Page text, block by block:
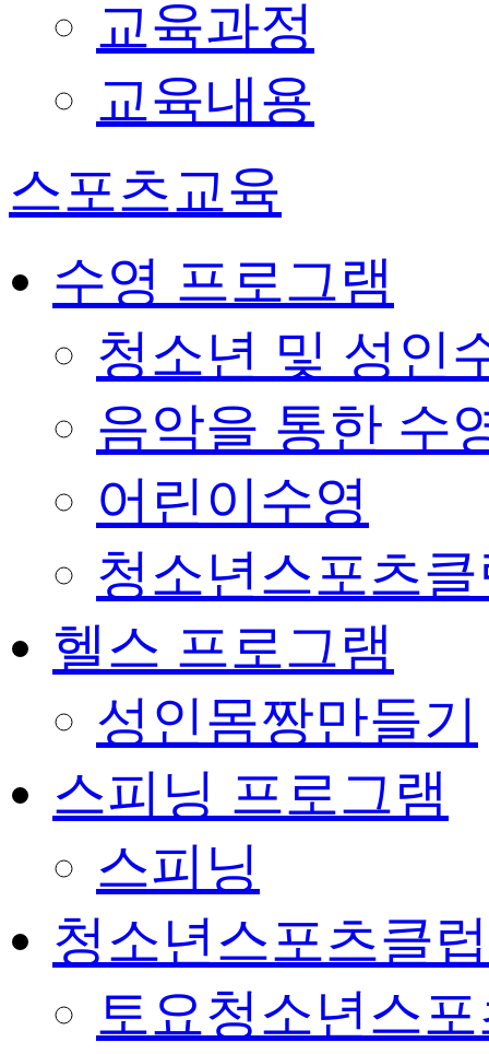
교육과정
교육내용
스포츠교육
수영 프로그램
청소년 및 성인
음악을 통한 수
어린이수영
청소년스포츠
헬스 프로그램
성인몸짱만들기
스피닝 프로그램
스피닝
청소년스포츠클
토요청소년스